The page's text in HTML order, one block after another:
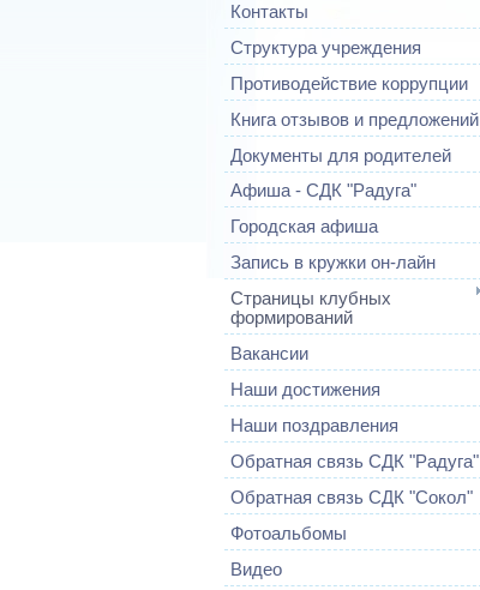
Контакты
Структура учреждения
Противодействие коррупции
Книга отзывов и предложений
Документы для родителей
Афиша - СДК "Радуга"
Городская афиша
Запись в кружки он-лайн
Страницы клубных
формирований
Вакансии
Наши достижения
Наши поздравления
Обратная связь СДК "Радуга"
Обратная связь СДК "Сокол"
Фотоальбомы
Видео